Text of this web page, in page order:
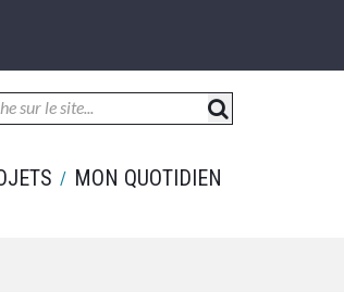
MON QUOTIDIEN